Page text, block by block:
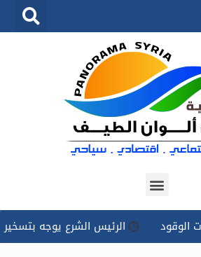
الرئيس الشرع يوجه بتسخير كل